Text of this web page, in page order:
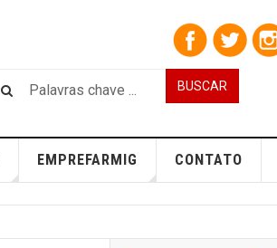
BUSCAR
EMPREFARMIG CONTATO